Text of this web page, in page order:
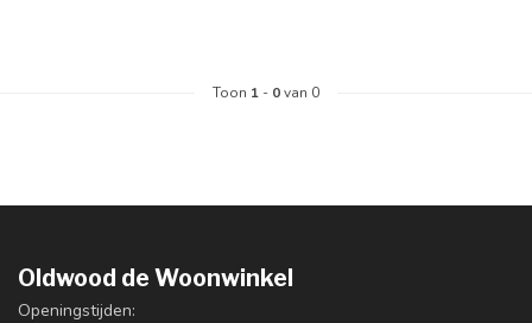
Toon 1 - 0van 0
Oldwood de Woonwinkel
Openingstijden: